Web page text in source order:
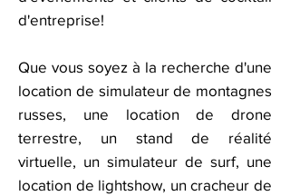
d'entreprise!
Que vous soyez à la recherche d'une
location de simulateur de montagnes
russes, une location de drone
terrestre, un stand de réalité
virtuelle, un simulateur de surf, une
location de lightshow, un cracheur de